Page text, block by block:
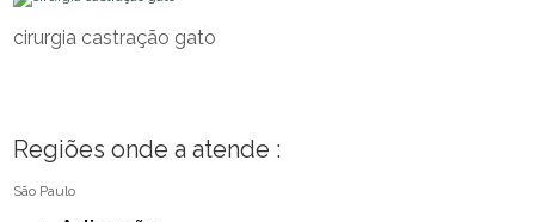
cirurgia castração gato
Regiões onde a atende :
São Paulo